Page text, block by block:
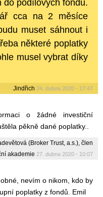
do podílových fondů.
cca na 2 měsíce
muset sáhnout i
některé poplatky
musel vybrat díky
Jindřich 24. dubna 2020 - 17:47
o žádné investiční
pěkně dané poplatky..
(Broker Trust, a.s.), člen
akademie 27. dubna 2020 - 10:07
nevím o nikom, kdo by
poplatky z fondů. Emil